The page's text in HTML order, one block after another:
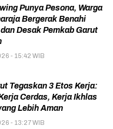
Punya Pesona, Warga
Bergerak Benahi
Desak Pemkab Garut
- 15:42 WIB
Tegaskan 3 Etos Kerja:
Cerdas, Kerja Ikhlas
Lebih Aman
- 13:27 WIB